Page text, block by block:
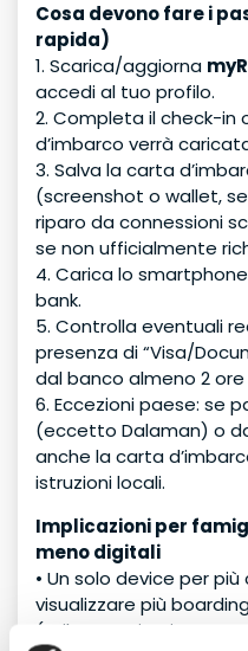
Cosa devono fare i
rapida)
1. Scarica/aggiorna
accedi al tuo profilo.
2. Completa il check-in
d’imbarco verrà
3. Salva la carta
(screenshot o wallet,
riparo da connessioni
se non ufficialmente
4. Carica lo
bank.
5. Controlla eventuali
presenza di “Visa/
dal banco almeno 2
6. Eccezioni paese: se
(eccetto Dalaman) o
anche la carta
istruzioni locali.
Implicazioni per
meno digitali
• Un solo device per
visualizzare più
(utile per minori o